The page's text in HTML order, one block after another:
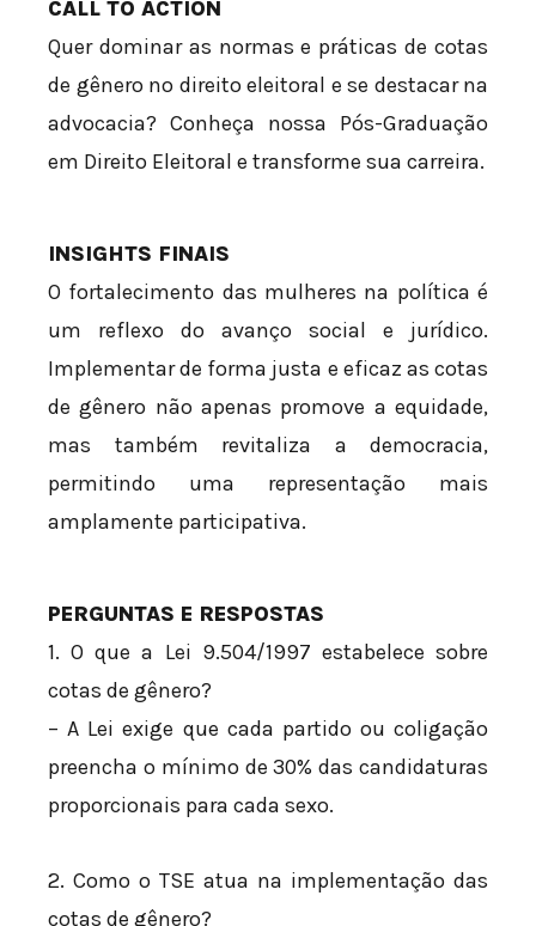
CALL TO ACTION
Quer dominar as normas e práticas de cotas
de gênero no direito eleitoral e se destacar na
advocacia? Conheça nossa Pós-Graduação
em Direito Eleitoral e transforme sua carreira.
INSIGHTS FINAIS
O fortalecimento das mulheres na política é
um reflexo do avanço social e jurídico.
Implementar de forma justa e eficaz as cotas
de gênero não apenas promove a equidade,
mas também revitaliza a democracia,
permitindo uma representação mais
amplamente participativa.
PERGUNTAS E RESPOSTAS
1. O que a Lei 9.504/1997 estabelece sobre
cotas de gênero?
– A Lei exige que cada partido ou coligação
preencha o mínimo de 30% das candidaturas
proporcionais para cada sexo.
2. Como o TSE atua na implementação das
cotas de gênero?